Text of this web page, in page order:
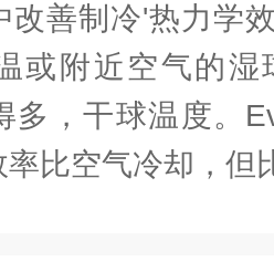
改善制冷'热力学
或附近空气的湿
多，干球温度。
比空气冷却，但